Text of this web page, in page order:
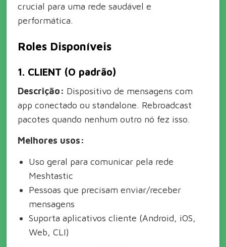
crucial para uma rede saudável e
performática.
Roles Disponíveis
1. CLIENT (O padrão)
Descrição: Dispositivo de mensagens com
app conectado ou standalone. Rebroadcast
pacotes quando nenhum outro nó fez isso.
Melhores usos:
Uso geral para comunicar pela rede
Meshtastic
Pessoas que precisam enviar/receber
mensagens
Suporta aplicativos cliente (Android, iOS,
Web, CLI)